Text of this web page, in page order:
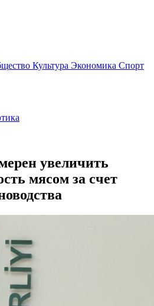
Культура Экономика Спорт
увеличить
мясом за счет